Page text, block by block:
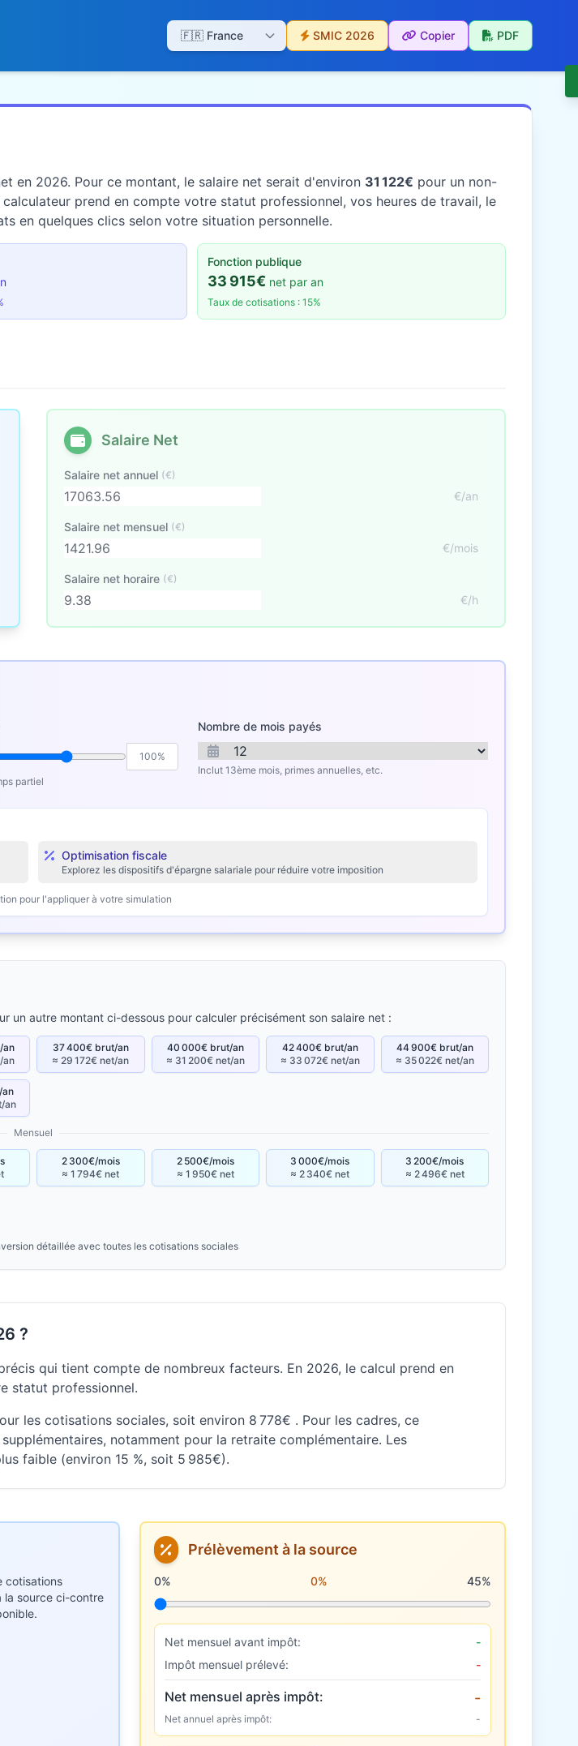
SMIC 2026 Copier PDF
en 2026. Pour ce montant, le salaire net serait d'environ 31 122€ pour un non-
prend en compte votre statut professionnel, vos heures de travail, le
en quelques clics selon votre situation personnelle.
Fonction publique
33 915€ net par an
Taux de cotisations : 15%
Salaire Net
Salaire net annuel (€)
€/an
Salaire net mensuel (€)
€/mois
Salaire net horaire (€)
€/h
100%
partiel
Nombre de mois payés
Inclut 13ème mois, primes annuelles, etc.
Optimisation fiscale
Explorez les dispositifs d'épargne salariale pour réduire votre imposition
pour l'appliquer à votre simulation
un autre montant ci-dessous pour calculer précisément son salaire net :
an
an
37 400€ brut/an
≈ 29 172€ net/an
40 000€ brut/an
≈ 31 200€ net/an
42 400€ brut/an
≈ 33 072€ net/an
44 900€ brut/an
≈ 35 022€ net/an
an
Mensuel
2 300€/mois
≈ 1 794€ net
2 500€/mois
≈ 1 950€ net
3 000€/mois
≈ 2 340€ net
3 200€/mois
≈ 2 496€ net
détaillée avec toutes les cotisations sociales
?
qui tient compte de nombreux facteurs. En 2026, le calcul prend en
statut professionnel.
les cotisations sociales, soit environ 8 778€ . Pour les cadres, ce
notamment pour la retraite complémentaire. Les
faible (environ 15 %, soit 5 985€).
cotisations
la source ci-contre
Prélèvement à la source
Taux de prélèvement à la source
0% 0% 45%
Net mensuel avant impôt:
-
Impôt mensuel prélevé:
-
Net mensuel après impôt: -
Net annuel après impôt: -